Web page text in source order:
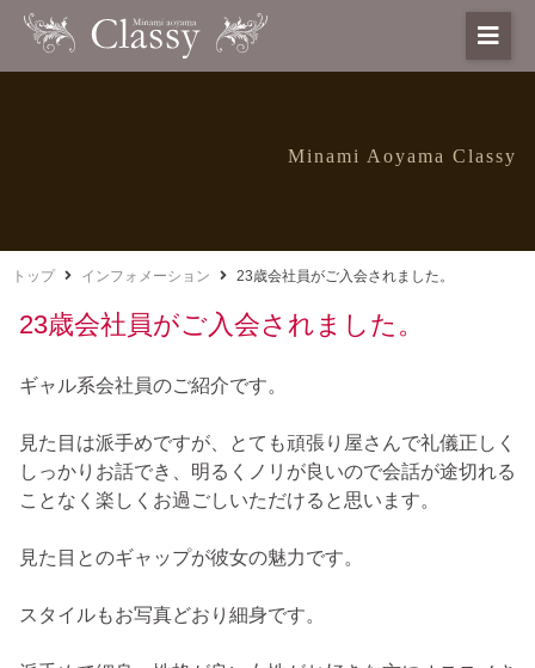
Minami Aoyama Classy
トップ インフォメーション 23歳会社員がご入会されました。
23歳会社員がご入会されました。
ギャル系会社員のご紹介です。
見た目は派手めですが、とても頑張り屋さんで礼儀正しく
しっかりお話でき、明るくノリが良いので会話が途切れる
ことなく楽しくお過ごしいただけると思います。
見た目とのギャップが彼女の魅力です。
スタイルもお写真どおり細身です。